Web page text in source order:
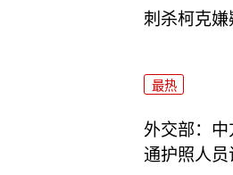
刺杀柯克
最热
外交部：
通护照人